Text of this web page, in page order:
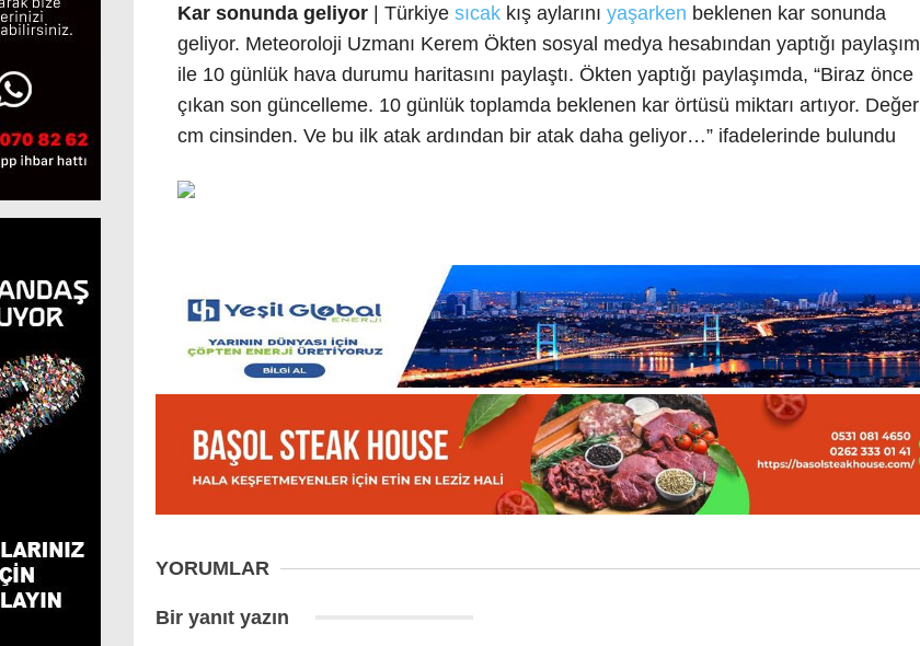
Kar sonunda geliyor | Türkiye sıcak kış aylarını yaşarken beklenen kar sonunda
geliyor. Meteoroloji Uzmanı Kerem Ökten sosyal medya hesabından yaptığı paylaşım
ile 10 günlük hava durumu haritasını paylaştı. Ökten yaptığı paylaşımda, “Biraz önce
çıkan son güncelleme. 10 günlük toplamda beklenen kar örtüsü miktarı artıyor. Değer
cm cinsinden. Ve bu ilk atak ardından bir atak daha geliyor…” ifadelerinde bulundu
YORUMLAR
Bir yanıt yazın